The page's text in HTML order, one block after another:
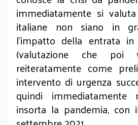
immediatamente si
italiane non siano in
l’impatto della entrata
(valutazione che poi
reiteratamente come
intervento di urgenza
quindi immediatamente
insorta la pandemia, con